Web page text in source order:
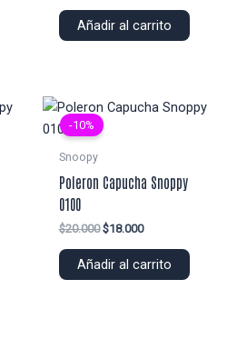
original
era:
actual
es:
Añadir al carrito
-10%
Snoopy
Poleron Capucha Snoppy
0100
$20.000 El
original
$18.000El
actual
Añadir al carrito